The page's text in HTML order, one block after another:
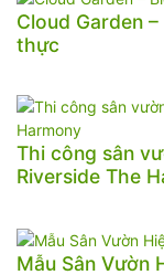
Cloud Garden
thực
Thi công sân
Riverside The
Mẫu Sân Vườn